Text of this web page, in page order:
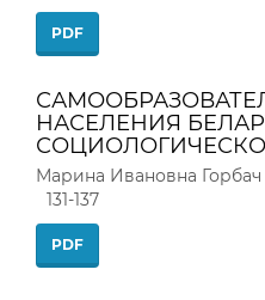
PDF
НАСЕЛЕНИЯ
Марина Ивановна Горбач
131-137
PDF